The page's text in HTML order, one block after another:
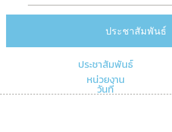
ประชาสัมพันธ์
ประชาสัมพันธ์
หน่วยงาน
วันที่